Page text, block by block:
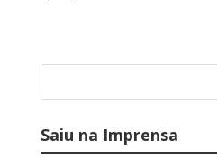
Saiu na Imprensa